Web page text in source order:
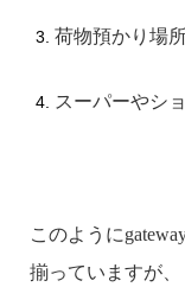
荷物預かり場
スーパーやシ
このように
揃っていますが、